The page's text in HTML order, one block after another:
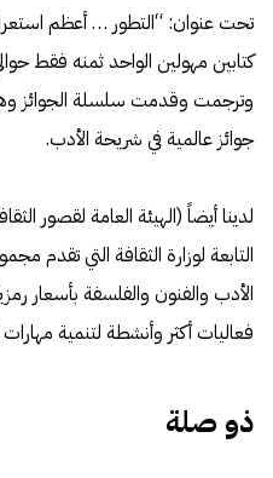
تحت عنوان: “التطور … أعظم
كتابين مهولين الواحد ثمنه فقط
وترجمت وقدمت سلسلة الجوائز
جوائز عالمية في شريحة الأدب.
لدينا أيضاً (الهيئة العامة لقصور
التابعة لوزارة الثقافة التي تقدم
الأدب والفنون والفلسفة بأسعار
فعاليات أكثر وأنشطة لتنمية
ذو صلة